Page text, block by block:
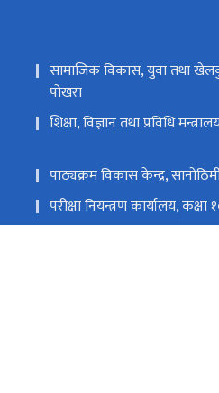
सामाजिक विकास, युवा तथा
पोखरा
शिक्षा, विज्ञान तथा प्रविधि
पाठ्यक्रम विकास केन्द्र,
परीक्षा नियन्त्रण कार्यालय,